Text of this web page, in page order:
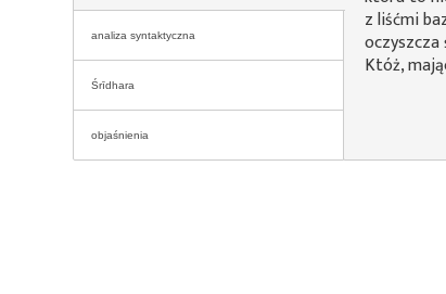
analiza syntaktyczna
Śrīdhara
objaśnienia
z liśćmi
Któż,